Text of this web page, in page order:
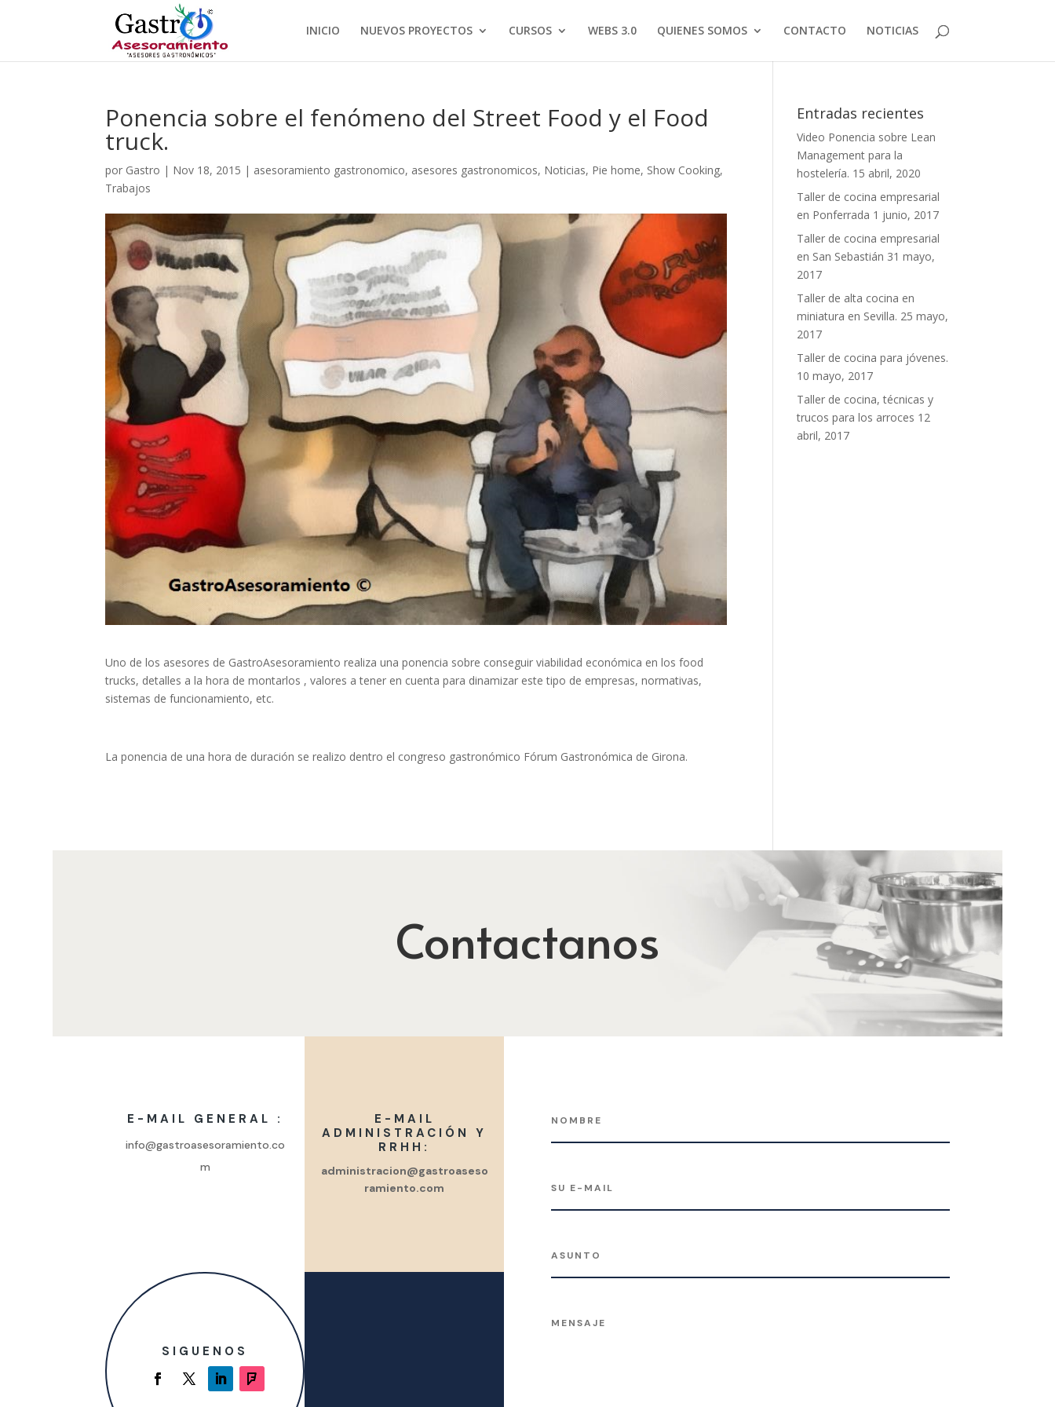
INICIO NUEVOS PROYECTOS CURSOS WEBS 3.0 QUIENES SOMOS CONTACTO NOTICIAS
Ponencia sobre el fenómeno del Street Food y el Food
truck.
por Gastro | Nov 18, 2015 | asesoramiento gastronomico, asesores gastronomicos, Noticias, Pie home, Show Cooking,
Trabajos
Uno de los asesores de GastroAsesoramiento realiza una ponencia sobre conseguir viabilidad económica en los food
trucks, detalles a la hora de montarlos , valores a tener en cuenta para dinamizar este tipo de empresas, normativas,
sistemas de funcionamiento, etc.
La ponencia de una hora de duración se realizo dentro el congreso gastronómico Fórum Gastronómica de Girona.
Entradas recientes
Video Ponencia sobre Lean
Management para la
hostelería. 15 abril, 2020
Taller de cocina empresarial
en Ponferrada 1 junio, 2017
Taller de cocina empresarial
en San Sebastián 31 mayo,
2017
Taller de alta cocina en
miniatura en Sevilla. 25 mayo,
2017
Taller de cocina para jóvenes.
10 mayo, 2017
Taller de cocina, técnicas y
trucos para los arroces 12
abril, 2017
Contactanos
E-MAIL GENERAL :
info@gastroasesoramiento.co
m
E-MAIL
ADMINISTRACIÓN Y
RRHH:
administracion@gastroaseso
ramiento.com
SIGUENOS